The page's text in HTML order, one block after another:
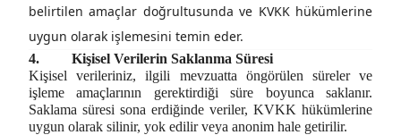
belirtilen amaçlar doğrultusunda ve KVKK hükümlerine
uygun olarak işlemesini temin eder.
4.
Kişisel Verilerin Saklanma Süresi
Kişisel verileriniz, ilgili mevzuatta öngörülen süreler ve
işleme amaçlarının gerektirdiği süre boyunca saklanır.
Saklama süresi sona erdiğinde veriler, KVKK hükümlerine
uygun olarak silinir, yok edilir veya anonim hale getirilir.